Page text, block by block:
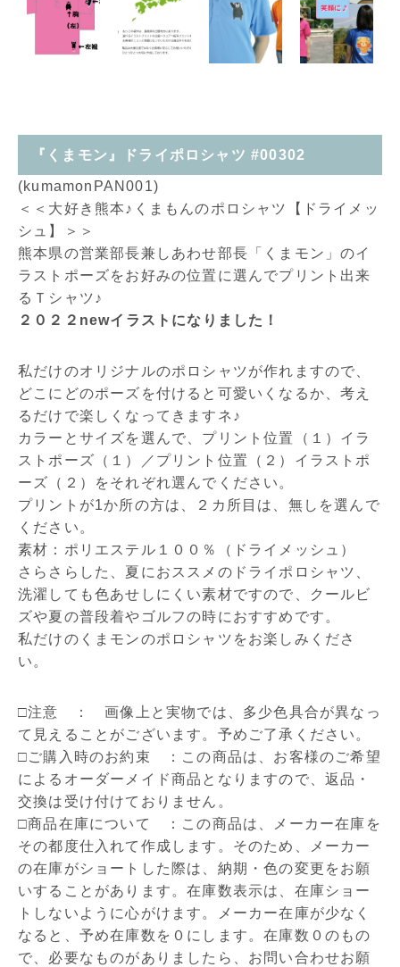
『くまモン』ドライポロシャツ #00302
(kumamonPAN001)
＜＜大好き熊本♪くまもんのポロシャツ【ドライメッ
シュ】＞＞
熊本県の営業部長兼しあわせ部長「くまモン」のイ
ラストポーズをお好みの位置に選んでプリント出来
るＴシャツ♪
２０２２newイラストになりました！
私だけのオリジナルのポロシャツが作れますので、
どこにどのポーズを付けると可愛いくなるか、考え
るだけで楽しくなってきますネ♪
カラーとサイズを選んで、プリント位置（１）イラ
ストポーズ（１）／プリント位置（２）イラストポ
ーズ（２）をそれぞれ選んでください。
プリントが1か所の方は、２カ所目は、無しを選んで
ください。
素材：ポリエステル１００％（ドライメッシュ）
さらさらした、夏におススメのドライポロシャツ、
洗濯しても色あせしにくい素材ですので、クールビ
ズや夏の普段着やゴルフの時におすすめです。
私だけのくまモンのポロシャツをお楽しみくださ
い。
□注意 ： 画像上と実物では、多少色具合が異なっ
て見えることがございます。予めご了承ください。
□ご購入時のお約束 ：この商品は、お客様のご希望
によるオーダーメイド商品となりますので、返品・
交換は受け付けておりません。
□商品在庫について ：この商品は、メーカー在庫を
その都度仕入れて作成します。そのため、メーカー
の在庫がショートした際は、納期・色の変更をお願
いすることがあります。在庫数表示は、在庫ショー
トしないように心がけます。メーカー在庫が少なく
なると、予め在庫数を０にします。在庫数０のもの
で、必要なものがありましたら、お問い合わせお願